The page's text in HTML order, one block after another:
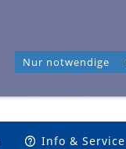
Info & Service
Nur notwendige